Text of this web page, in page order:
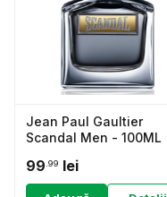
Jean Paul Gaultier
Scandal Men - 100ML
99 .99 lei